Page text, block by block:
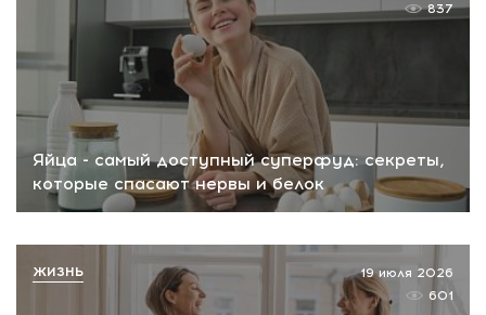
Яйца - самый доступный суперфуд: секреты,
которые спасают нервы и белок
837
19 июля 2026
601
ЖИЗНЬ